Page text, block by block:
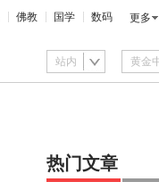
佛教 国学 数码 更多
站内
热门文章